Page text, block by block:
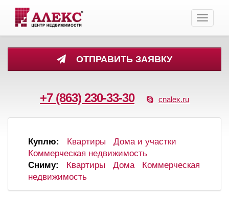
ОТПРАВИТЬ ЗАЯВКУ
+7 (863) 230-33-30 cnalex.ru
Toggle
Куплю: Квартиры
Дома и участки
Коммерческая недвижимость
Сниму:
Квартиры Дома
Коммерческая
недвижимость